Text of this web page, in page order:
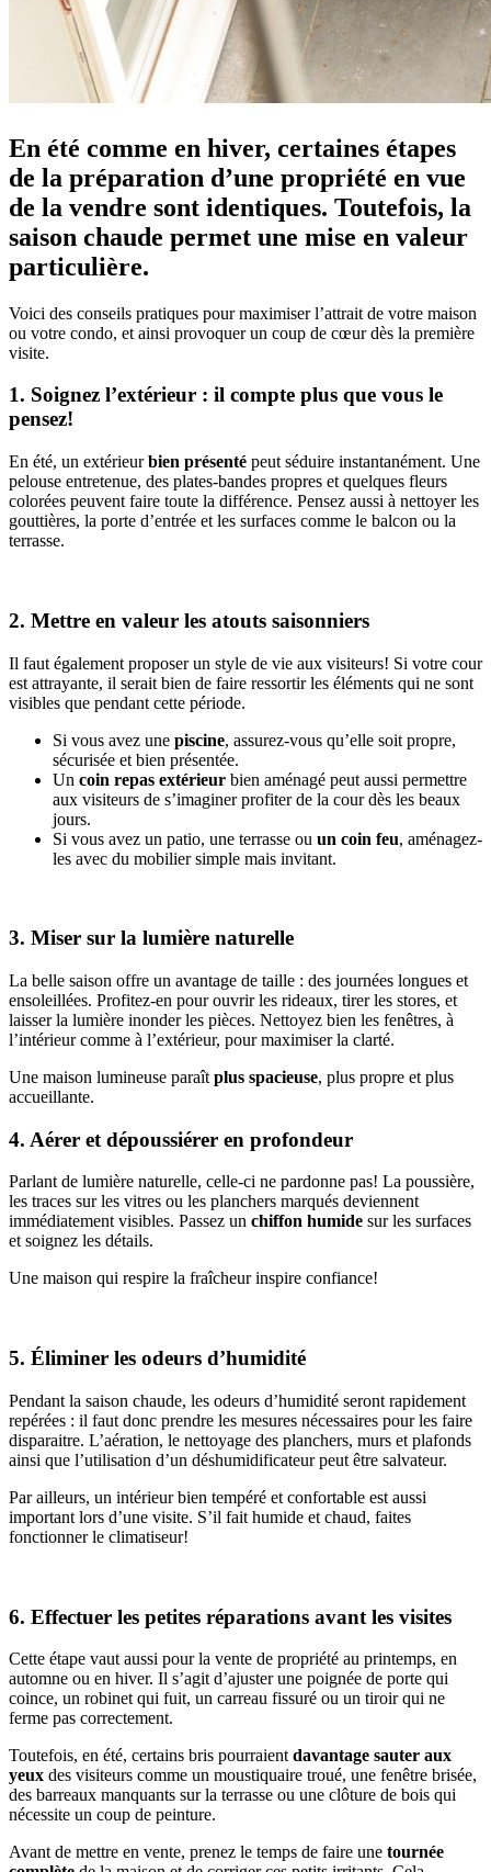
En été comme en hiver, certaines étapes
de la préparation d’une propriété en vue
de la vendre sont identiques. Toutefois, la
saison chaude permet une mise en valeur
particulière.
Voici des conseils pratiques pour maximiser l’attrait de votre maison
ou votre condo, et ainsi provoquer un coup de cœur dès la première
visite.
1. Soignez l’extérieur : il compte plus que vous le
pensez!
En été, un extérieurbien présenté peut séduire instantanément. Une
pelouse entretenue, des plates-bandes propres et quelques fleurs
colorées peuvent faire toute la différence. Pensez aussi à nettoyer les
gouttières, la porte d’entrée et les surfaces comme le balcon ou la
terrasse.
2. Mettre en valeur les atouts saisonniers
Il faut également proposer un style de vie aux visiteurs! Si votre cour
est attrayante, il serait bien de faire ressortir les éléments qui ne sont
visibles que pendant cette période.
Si vous avez une piscine, assurez-vous qu’elle soit propre,
sécurisée et bien présentée.
Un coin repas extérieur bien aménagé peut aussi permettre
aux visiteurs de s’imaginer profiter de la cour dès les beaux
jours.
Si vous avez un patio, une terrasse ou un coin feu, aménagez-
les avec du mobilier simple mais invitant.
3. Miser sur la lumière naturelle
La belle saison offre un avantage de taille : des journées longues et
ensoleillées. Profitez-en pour ouvrir les rideaux, tirer les stores, et
laisser la lumière inonder les pièces. Nettoyez bien les fenêtres, à
l’intérieur comme à l’extérieur, pour maximiser la clarté.
Une maison lumineuse paraît plus spacieuse, plus propre et plus
accueillante.
4. Aérer et dépoussiérer en profondeur
Parlant de lumière naturelle, celle-ci ne pardonne pas! La poussière,
les traces sur les vitres ou les planchers marqués deviennent
immédiatement visibles. Passez un chiffon humide sur les surfaces
et soignez les détails.
Une maison qui respire la fraîcheur inspire confiance!
5. Éliminer les odeurs d’humidité
Pendant la saison chaude, les odeurs d’humidité seront rapidement
repérées : il faut donc prendre les mesures nécessaires pour les faire
disparaitre. L’aération, le nettoyage des planchers, murs et plafonds
ainsi que l’utilisation d’un déshumidificateur peut être salvateur.
Par ailleurs, un intérieur bien tempéré et confortable est aussi
important lors d’une visite. S’il fait humide et chaud, faites
fonctionner le climatiseur!
6. Effectuer les petites réparations avant les visites
Cette étape vaut aussi pour la vente de propriété au printemps, en
automne ou en hiver. Il s’agit d’ajuster une poignée de porte qui
coince, un robinet qui fuit, un carreau fissuré ou un tiroir qui ne
ferme pas correctement.
Toutefois, en été, certains bris pourraient davantage sauter aux
yeux des visiteurs comme un moustiquaire troué, une fenêtre brisée,
des barreaux manquants sur la terrasse ou une clôture de bois qui
nécessite un coup de peinture.
Avant de mettre en vente, prenez le temps de faire une tournée